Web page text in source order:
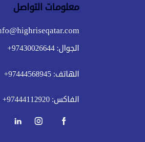
معلومات التواصل
الجوال: 97430026644+
الهاتف: 97444568945+
الفاكس: 97444112920+